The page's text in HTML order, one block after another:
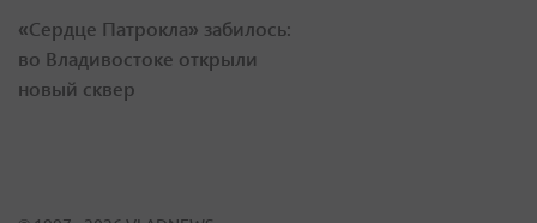
«Сердце Патрокла» забилось:
во Владивостоке открыли
новый сквер